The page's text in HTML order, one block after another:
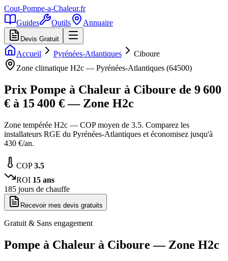
Cout-Pompe-a-Chaleur.fr
Guides
Outils Annuaire
Devis Gratuit
Accueil Pyrénées-Atlantiques
Ciboure
Zone climatique H2c — Pyrénées-Atlantiques (64500)
Prix Pompe à Chaleur à Ciboure de 9 600
€ à 15 400 € — Zone H2c
Zone tempérée H2c — COP moyen de 3.5. Comparez les
installateurs RGE du Pyrénées-Atlantiques et économisez jusqu'à
430 €/an.
COP3.5
ROI 15 ans
185 jours de chauffe
Recevoir mes devis gratuits
Gratuit & Sans engagement
Pompe à Chaleur à Ciboure — Zone H2c